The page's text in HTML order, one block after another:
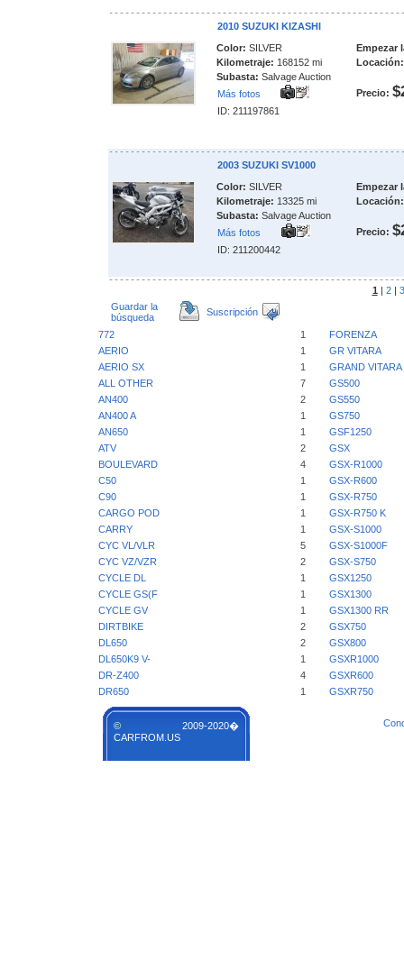
2010 SUZUKI KIZASHI
Color: SILVER
Kilometraje: 168152 mi
Subasta: Salvage Auction
Más fotos
ID: 211197861
Empezar
Locación:
Precio:
2003 SUZUKI SV1000
Color: SILVER
Kilometraje: 13325 mi
Subasta: Salvage Auction
Más fotos
ID: 211200442
Empezar
Locación:
Precio:
1 | 2| 3
Guardar la
búsqueda
Suscripción
772 1
FORENZA
AERIO
1
GR VITARA
AERIO SX
1
GRAND VITARA
ALL OTHER
7
GS500
AN400
2
GS550
AN400 A
1
GS750
AN650
1
GSF1250
ATV
2
GSX
BOULEVARD
4
GSX-R1000
C50
1
GSX-R600
C90
1
GSX-R750
CARGO POD
1
GSX-R750 K
CARRY
1
GSX-S1000
CYC VL/VLR
5
GSX-S1000F
CYC VZ/VZR
2
GSX-S750
CYCLE DL
1
GSX1250
CYCLE GS(F
1
GSX1300
CYCLE GV
1
GSX1300 RR
DIRTBIKE
2
GSX750
DL650
2
GSX800
DL650K9 V-
1
GSXR1000
DR-Z400
4
GSXR600
DR650
1 GSXR750
© 2009-2020�
CARFROM.US